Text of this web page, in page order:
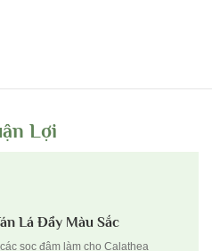
Lợi
Lá Đầy Màu Sắc
sọc đậm làm cho Calathea